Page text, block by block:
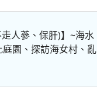
人蔘、保肝)】~海水
園、探訪海女村、亂